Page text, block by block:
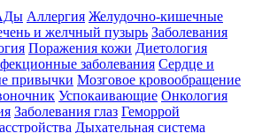
Аллергия Желудочно-кишечные
и желчный пузырь Заболевания
Поражения кожи Диетология
заболевания Сердце и
привычки Мозговое кровообращение
Успокаивающие Онкология
Заболевания глаз Геморрой
Дыхательная система